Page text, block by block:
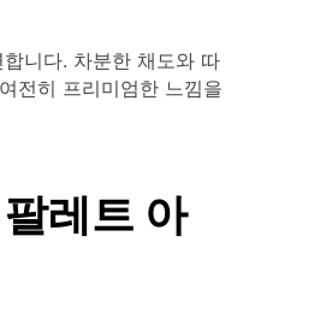
니다. 차분한 채도와 따
전히 프리미엄한 느낌을
레트 아